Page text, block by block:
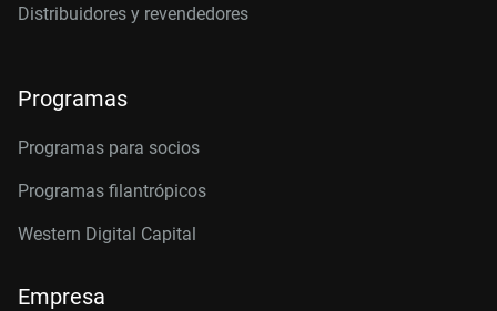
Distribuidores y revendedores
Programas
Programas para socios
Programas filantrópicos
Western Digital Capital
Empresa